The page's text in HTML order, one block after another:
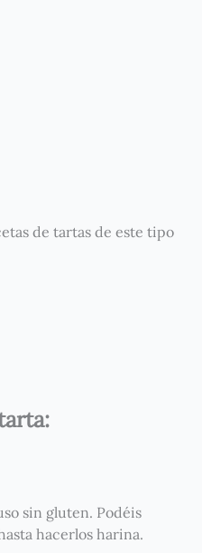
de tartas de este tipo
sin gluten. Podéis
hacerlos harina.